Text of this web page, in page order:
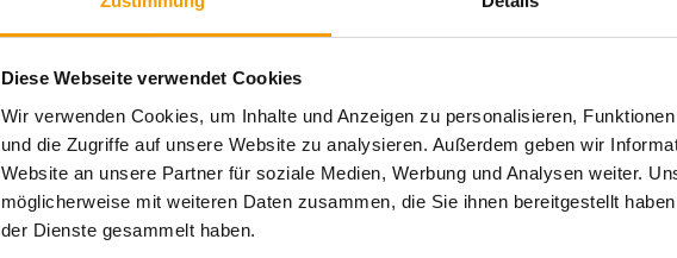
Diese Webseite verwendet Cookies
Wir verwenden Cookies, um Inhalte und Anzeigen zu personalisieren,
und die Zugriffe auf unsere Website zu analysieren. Außerdem geben wir
Website an unsere Partner für soziale Medien, Werbung und Analysen weiter.
möglicherweise mit weiteren Daten zusammen, die Sie ihnen bereitgestellt
der Dienste gesammelt haben.
Regen, wenn Sie dennoch Zeit im Freien
Brillante Extras
Integrierte Markisen mit easyZIP-Führung
Heizstrahler